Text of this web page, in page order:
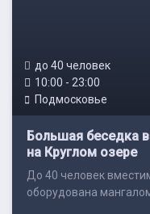
до 40 человек
10:00 - 23:00
Подмосковье
Большая беседка
на Круглом озере
До 40 человек
оборудована